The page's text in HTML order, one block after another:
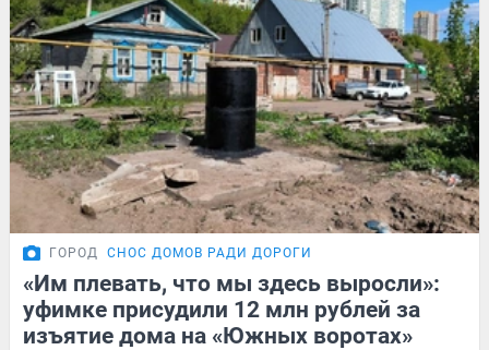
ГОРОД СНОС ДОМОВ РАДИ ДОРОГИ
«Им плевать, что мы здесь выросли»:
уфимке присудили 12 млн рублей за
изъятие дома на «Южных воротах»